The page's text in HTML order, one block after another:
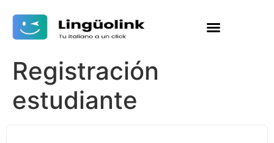
Registración
estudiante